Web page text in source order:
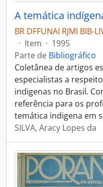
BR DFFUNAI RJMI BIB-
· Item · 1995
Parte de Bibliográfico
Coletânea de artigos
especialistas a
indigenas no Brasil.
referência para os
temática indigena em
SILVA, Aracy Lopes da